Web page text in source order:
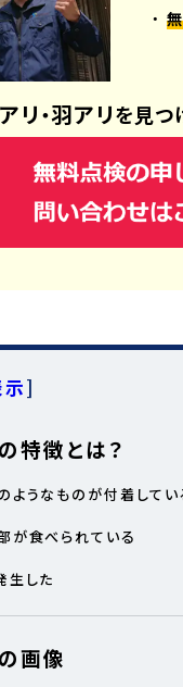
・
リ・羽アリを見つ
]
特徴とは？
うなものが付着してい
食べられている
した
画像